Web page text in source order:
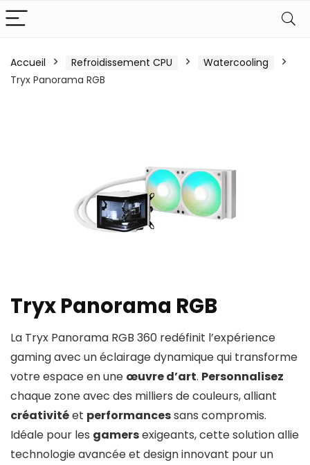
Accueil Refroidissement CPU
Watercooling
Tryx Panorama RGB
Tryx Panorama RGB
La Tryx Panorama RGB 360 redéfinit l’expérience
gaming avec un éclairage dynamique qui transforme
votre espace en une œuvre d’art. Personnalisez
chaque zone avec des milliers de couleurs, alliant
créativitéet performancessans compromis.
Idéale pour les gamersexigeants, cette solution allie
technologie avancée et design innovant pour un